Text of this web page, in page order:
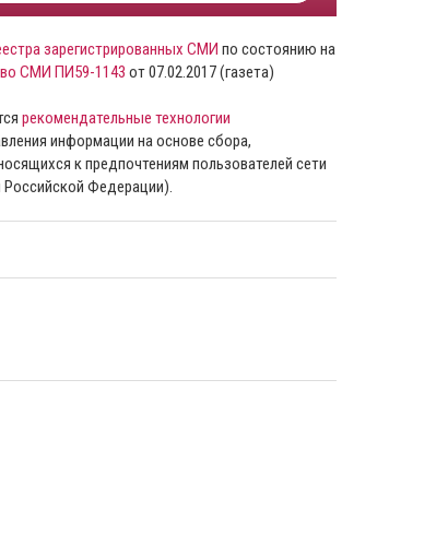
зарегистрированных СМИ по состоянию на
СМИ ПИ59-1143 от 07.02.2017 (газета)
рекомендательные технологии
информации на основе сбора,
к предпочтениям пользователей сети
Российской Федерации).